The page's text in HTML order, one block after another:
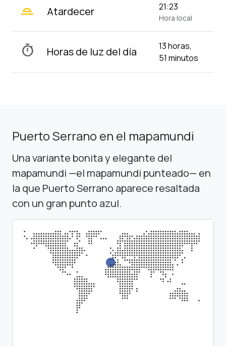
wb_twilight_2 Atardecer 21:23
Hora local
timer Horas de luz del día
13 horas,
51 minutos
Puerto Serrano en el mapamundi
Una variante bonita y elegante del
mapamundi —el mapamundi punteado— en
la que Puerto Serrano aparece resaltada
con un gran punto azul.